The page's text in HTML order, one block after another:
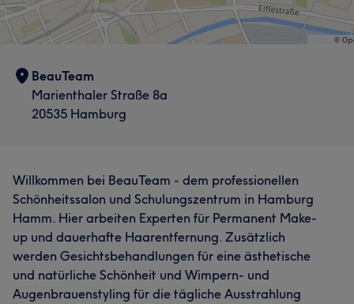
BeauTeam
Marienthaler Straße 8a
20535 Hamburg
Willkommen bei BeauTeam - dem professionellen
Schönheitssalon und Schulungszentrum in Hamburg
Hamm. Hier arbeiten Experten für Permanent Make-
up und dauerhafte Haarentfernung. Zusätzlich
werden Gesichtsbehandlungen für eine ästhetische
und natürliche Schönheit und Wimpern- und
Augenbrauenstyling für die tägliche Ausstrahlung